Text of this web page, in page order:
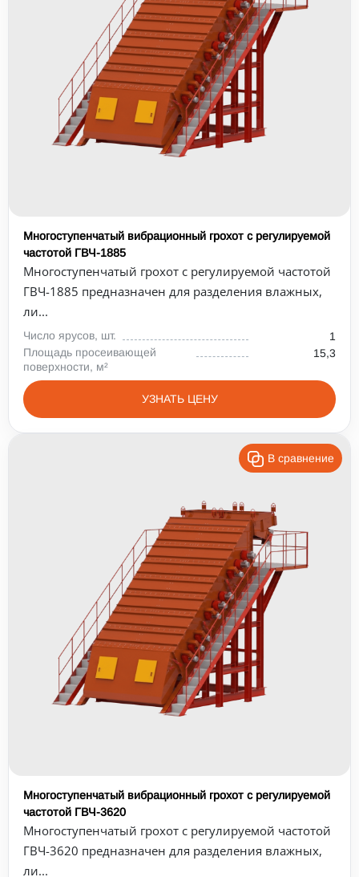
Многоступенчатый вибрационный грохот с регулируемой
частотой ГВЧ-1885
Многоступенчатый грохот с регулируемой частотой
ГВЧ-1885 предназначен для разделения влажных,
ли...
Число ярусов, шт.
1
Площадь просеивающей
поверхности, м²
15,3
УЗНАТЬ ЦЕНУ
В сравнение
Многоступенчатый вибрационный грохот с регулируемой
частотой ГВЧ-3620
Многоступенчатый грохот с регулируемой частотой
ГВЧ-3620 предназначен для разделения влажных,
ли...